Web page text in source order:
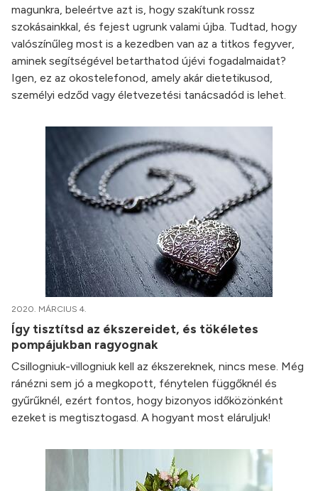
magunkra, beleértve azt is, hogy szakítunk rossz
szokásainkkal, és fejest ugrunk valami újba. Tudtad, hogy
valószínűleg most is a kezedben van az a titkos fegyver,
aminek segítségével betarthatod újévi fogadalmaidat?
Igen, ez az okostelefonod, amely akár dietetikusod,
személyi edződ vagy életvezetési tanácsadód is lehet.
2020. MÁRCIUS 4.
Így tisztítsd az ékszereidet, és tökéletes
pompájukban ragyognak
Csillogniuk-villogniuk kell az ékszereknek, nincs mese. Még
ránézni sem jó a megkopott, fénytelen függőknél és
gyűrűknél, ezért fontos, hogy bizonyos időközönként
ezeket is megtisztogasd. A hogyant most eláruljuk!